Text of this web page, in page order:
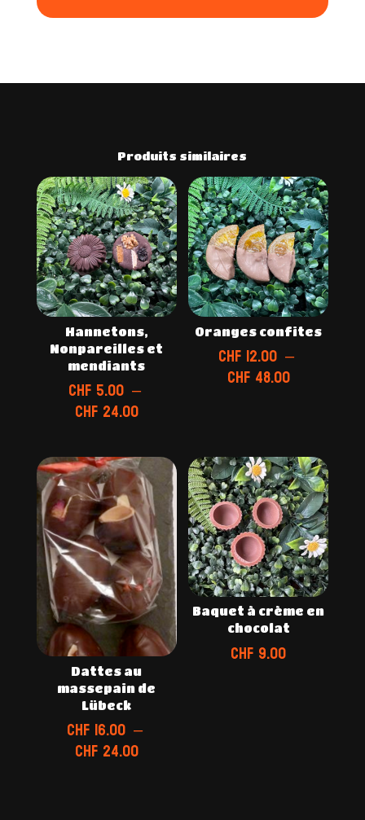
Produits similaires
Hannetons,
Nonpareilles et
mendiants
CHF5.00 –
CHF24.00Plage
prix :
CHF 5.00
à
CHF 24.00
Oranges confites
CHF12.00 –
CHF48.00Plage
à
CHF 48.00
Dattes au
massepain de
Lübeck
CHF16.00 –
CHF24.00Plage
Baquet à crème en
chocolat
CHF9.00